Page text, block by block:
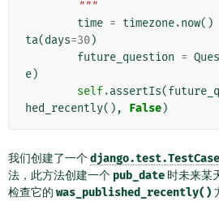
        """
time = timezone.now()
ta(days=30)
future_question =
e)
self.assertIs(
hed_recently(), False)
我们创建了一个django.test.TestCase
法，此方法创建一个 pub_date 时未来某
检查它的 was_published_recently()